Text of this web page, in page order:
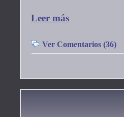
Leer más
Ver Comentarios (36)